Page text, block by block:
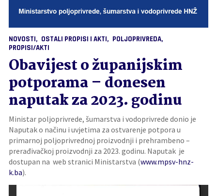
NOVOSTI OSTALI PROPISI I AKTI
POLJOPRIVREDA
PROPISI/AKTI
Obavijest o županijskim
potporama – donesen
naputak za 2023. godinu
Ministar poljoprivrede, šumarstva i vodoprivrede donio je
Naputak o načinu i uvjetima za ostvarenje potpora u
primarnoj poljoprivrednoj proizvodnji i prehrambeno –
prerađivačkoj proizvodnji za 2023. godinu. Naputak je
dostupan na web stranici Ministarstva (www.mpsv-hnz-
k.ba).